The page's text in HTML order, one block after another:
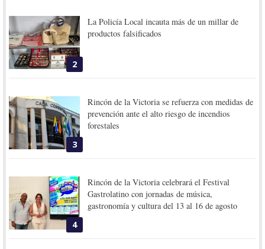
2
La Policía Local incauta más de un millar de
productos falsificados
3
Rincón de la Victoria se refuerza con medidas de
prevención ante el alto riesgo de incendios
forestales
4
Rincón de la Victoria celebrará el Festival
Gastrolatino con jornadas de música,
gastronomía y cultura del 13 al 16 de agosto